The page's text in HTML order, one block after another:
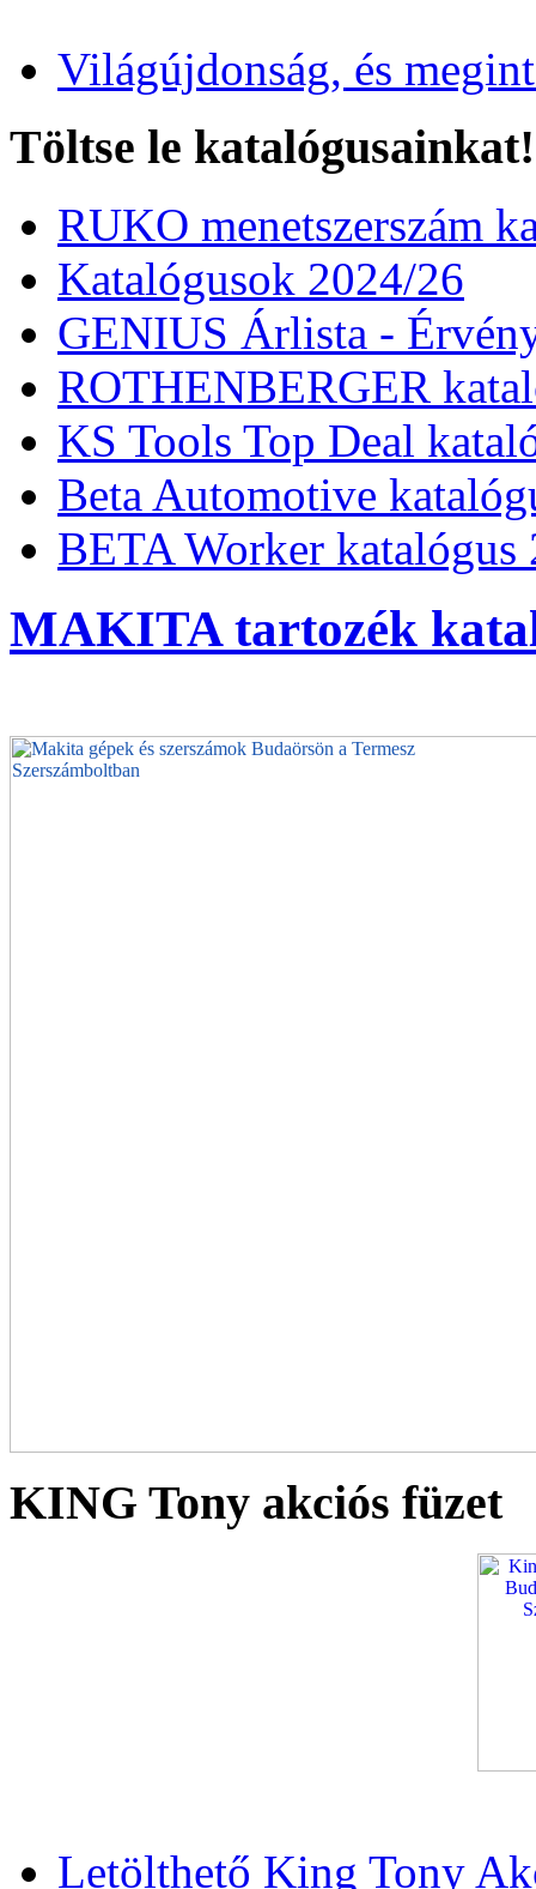
Világújdonság, és
Töltse le katalógusainkat!
RUKO menetszerszám
Katalógusok 2024/26
GENIUS Árlista -
ROTHENBERGER
KS Tools Top Deal
Beta Automotive
BETA Worker katalógus
MAKITA tartozék
KING Tony akciós füzet
Letölthető King Tony